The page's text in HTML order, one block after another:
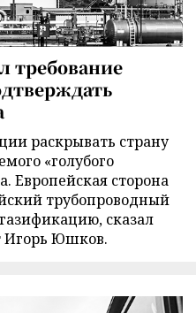
требование
раскрывать страну
«голубого
Европейская сторона
трубопроводный
сказал
Игорь Юшков.